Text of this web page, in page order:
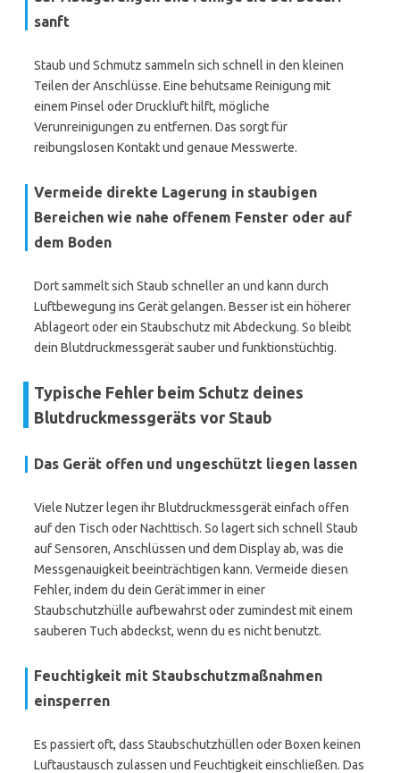
sanft
Staub und Schmutz sammeln sich schnell in den kleinen
Teilen der Anschlüsse. Eine behutsame Reinigung mit
einem Pinsel oder Druckluft hilft, mögliche
Verunreinigungen zu entfernen. Das sorgt für
reibungslosen Kontakt und genaue Messwerte.
Vermeide direkte Lagerung in staubigen
Bereichen wie nahe offenem Fenster oder auf
dem Boden
Dort sammelt sich Staub schneller an und kann durch
Luftbewegung ins Gerät gelangen. Besser ist ein höherer
Ablageort oder ein Staubschutz mit Abdeckung. So bleibt
dein Blutdruckmessgerät sauber und funktionstüchtig.
Typische Fehler beim Schutz deines
Blutdruckmessgeräts vor Staub
Das Gerät offen und ungeschützt liegen lassen
Viele Nutzer legen ihr Blutdruckmessgerät einfach offen
auf den Tisch oder Nachttisch. So lagert sich schnell Staub
auf Sensoren, Anschlüssen und dem Display ab, was die
Messgenauigkeit beeinträchtigen kann. Vermeide diesen
Fehler, indem du dein Gerät immer in einer
Staubschutzhülle aufbewahrst oder zumindest mit einem
sauberen Tuch abdeckst, wenn du es nicht benutzt.
Feuchtigkeit mit Staubschutzmaßnahmen
einsperren
Es passiert oft, dass Staubschutzhüllen oder Boxen keinen
Luftaustausch zulassen und Feuchtigkeit einschließen. Das